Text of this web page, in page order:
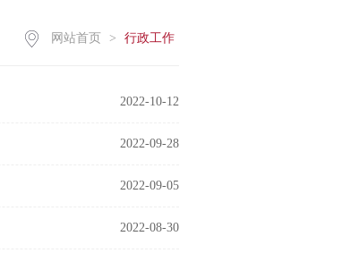
网站首页 > 行政工作
2022-10-12
2022-09-28
2022-09-05
2022-08-30